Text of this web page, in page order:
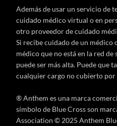
Además de usar un servicio de
cuidado médico virtual o en
otro proveedor de cuidado
Si recibe cuidado de un médico
médico que no está en la red de
puede ser más alta. Puede que
cualquier cargo no cubierto por
® Anthem es una marca
símbolo de Blue Cross son
Association © 2025 Anthem